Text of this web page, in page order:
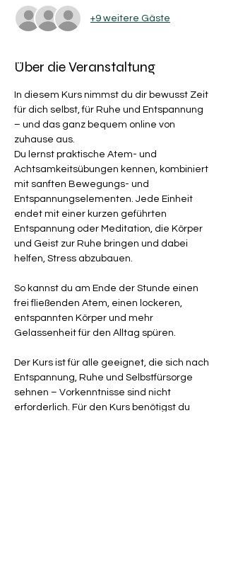
+9 weitere Gäste
Über die Veranstaltung
In diesem Kurs nimmst du dir bewusst Zeit
für dich selbst, für Ruhe und Entspannung
– und das ganz bequem online von
zuhause aus.
Du lernst praktische Atem- und
Achtsamkeitsübungen kennen, kombiniert
mit sanften Bewegungs- und
Entspannungselementen. Jede Einheit
endet mit einer kurzen geführten
Entspannung oder Meditation, die Körper
und Geist zur Ruhe bringen und dabei
helfen, Stress abzubauen.
So kannst du am Ende der Stunde einen
frei fließenden Atem, einen lockeren,
entspannten Körper und mehr
Gelassenheit für den Alltag spüren.
Der Kurs ist für alle geeignet, die sich nach
Entspannung, Ruhe und Selbstfürsorge
sehnen – Vorkenntnisse sind nicht
erforderlich. Für den Kurs benötigst du